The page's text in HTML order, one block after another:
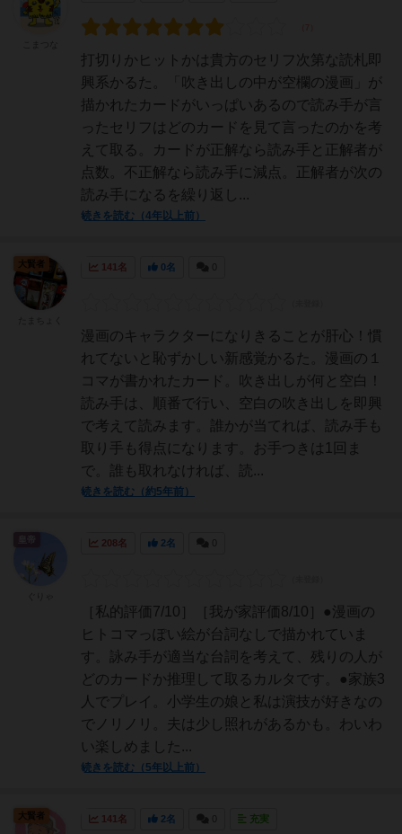
打切りかヒットかは貴方のセリフ次第な読札即
興系かるた。「吹き出しの中が空欄の漫画」が
描かれたカードがいっぱいあるので読み手が言
ったセリフはどのカードを見て言ったのかを考
えて取る。カードが正解なら読み手と正解者が
点数。不正解なら読み手に減点。正解者が次の
読み手になるを繰り返し...
続きを読む（4年以上前）
141名 0名
漫画のキャラクターになりきることが肝心！慣
れてないと恥ずかしい新感覚かるた。漫画の１
コマが書かれたカード。吹き出しが何と空白！
読み手は、順番で行い、空白の吹き出しを即興
で考えて読みます。誰かが当てれば、読み手も
取り手も得点になります。お手つきは1回ま
で。誰も取れなければ、読...
続きを読む（約5年前）
大賢者
208名 2名
［私的評価7/10］［我が家評価8/10］●漫画の
ヒトコマっぽい絵が台詞なしで描かれていま
す。詠み手が適当な台詞を考えて、残りの人が
どのカードか推理して取るカルタです。●家族3
人でプレイ。小学生の娘と私は演技が好きなの
でノリノリ。夫は少し照れがあるかも。わいわ
い楽しめました...
続きを読む（5年以上前）
皇帝
141名 2名 充実
大賢者